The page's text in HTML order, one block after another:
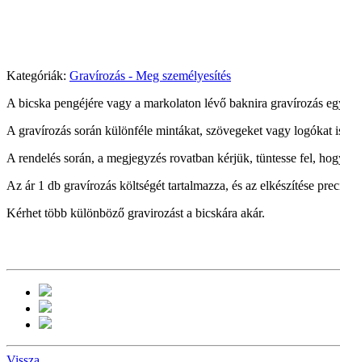
Kategóriák: Gravírozás - Meg személyesítés
A bicska pengéjére vagy a markolaton lévő baknira gravírozás
A gravírozás során különféle mintákat, szövegeket vagy logókat
A rendelés során, a megjegyzés rovatban kérjük, tüntesse fel,
Az ár 1 db gravírozás költségét tartalmazza, és az elkészítése
Kérhet több különböző gravirozást a bicskára akár.